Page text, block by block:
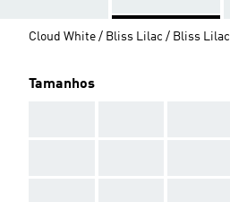
Cloud White / Bliss Lilac / Bliss Lilac
Tamanhos